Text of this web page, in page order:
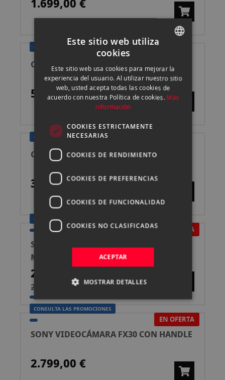
1.699,00 €
CONSULTA LAS PROMOCIONES
CANON EOS C80 CÁMARA DE CINE
5.999,00 €
CONSULTA LAS PROMOCIONES
CANON EOS C50 CÁMARA DE CINE
3.869,00 €
CONSULTA LAS PROMOCIONES
EN OFERTA
SONY ZV-E1 + 28-60 CÁMARA VLOGGING
MIRRORLESS
2.799,00 €
2.999,00 €
CONSULTA LAS PROMOCIONES
EN OFERTA
SONY VIDEOCÁMARA FX30 CON HANDLE
2.799,00 €
ENGLISH
CATALAN
Este sitio web utiliza
cookies
Este sitio web usa cookies para mejorar la
experiencia del usuario. Al utilizar nuestro sitio
web, usted acepta todas las cookies de
acuerdo con nuestra Política de cookies. Más
información
COOKIES ESTRICTAMENTE
NECESARIAS
COOKIES DE RENDIMIENTO
COOKIES DE PREFERENCIAS
COOKIES DE FUNCIONALIDAD
COOKIES NO CLASIFICADAS
ACEPTAR
MOSTRAR DETALLES